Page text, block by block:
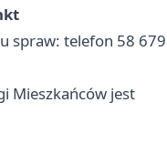
spraw: telefon 58 679
Mieszkańców jest